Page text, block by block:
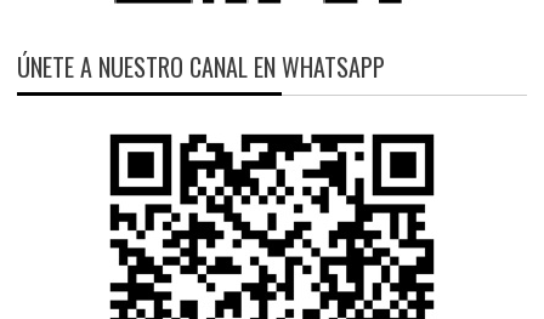
ÚNETE A NUESTRO CANAL EN WHATSAPP